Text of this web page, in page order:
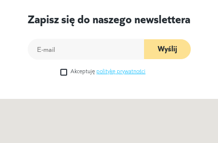
Zapisz się do naszego newslettera
Wyślij
Akceptuję politykę prywatności